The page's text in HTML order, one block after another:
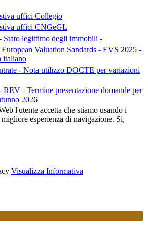
uffici Collegio
uffici CNGeGL
Stato legittimo degli immobili -
Valuation Sandards - EVS 2025 -
italiano
- Nota utilizzo DOCTE per variazioni
- Termine presentazione domande per
2026
l'utente accetta che stiamo usando i
esperienza di navigazione. Si,
Visualizza Informativa